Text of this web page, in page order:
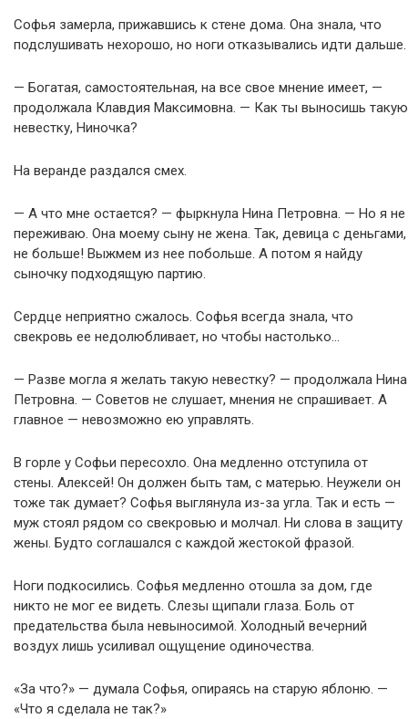
Софья замерла, прижавшись к стене дома. Она знала, что
подслушивать нехорошо, но ноги отказывались идти дальше.
— Богатая, самостоятельная, на все свое мнение имеет, —
продолжала Клавдия Максимовна. — Как ты выносишь такую
невестку, Ниночка?
На веранде раздался смех.
— А что мне остается? — фыркнула Нина Петровна. — Но я не
переживаю. Она моему сыну не жена. Так, девица с деньгами,
не больше! Выжмем из нее побольше. А потом я найду
сыночку подходящую партию.
Сердце неприятно сжалось. Софья всегда знала, что
свекровь ее недолюбливает, но чтобы настолько…
— Разве могла я желать такую невестку? — продолжала Нина
Петровна. — Советов не слушает, мнения не спрашивает. А
главное — невозможно ею управлять.
В горле у Софьи пересохло. Она медленно отступила от
стены. Алексей! Он должен быть там, с матерью. Неужели он
тоже так думает? Софья выглянула из-за угла. Так и есть —
муж стоял рядом со свекровью и молчал. Ни слова в защиту
жены. Будто соглашался с каждой жестокой фразой.
Ноги подкосились. Софья медленно отошла за дом, где
никто не мог ее видеть. Слезы щипали глаза. Боль от
предательства была невыносимой. Холодный вечерний
воздух лишь усиливал ощущение одиночества.
«За что?» — думала Софья, опираясь на старую яблоню. —
«Что я сделала не так?»